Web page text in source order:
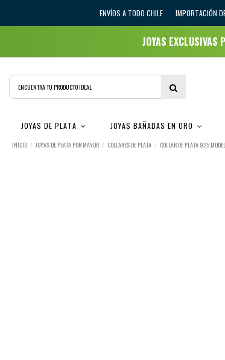
ENVÍOS A TODO CHILE IMPORTACIÓN
JOYAS EXCLUSIVAS
JOYAS DE PLATA JOYAS BAÑADAS EN ORO
INICIO JOYAS DE PLATA POR MAYOR COLLARES DE PLATA COLLAR DE PLATA 925